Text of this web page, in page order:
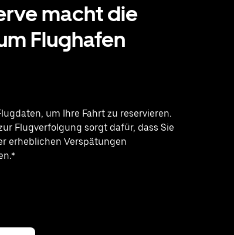
macht die
Flughafen
um Ihre Fahrt zu reservieren.
Flugverfolgung sorgt dafür, dass Sie
erheblichen Verspätungen